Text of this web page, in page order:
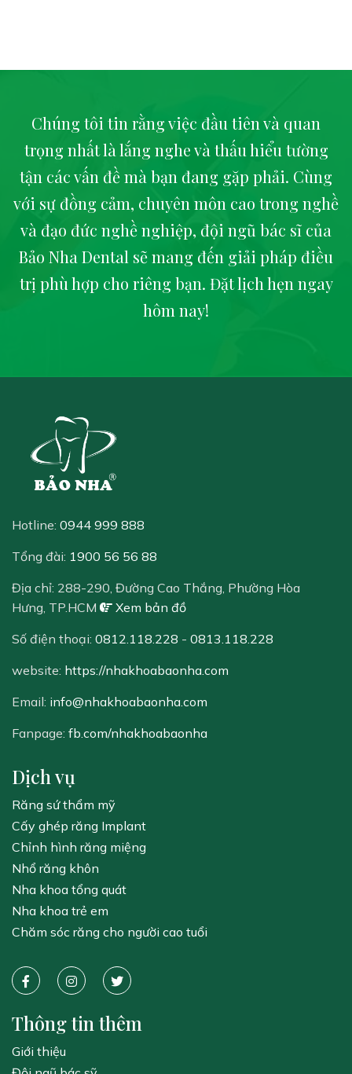
Chúng tôi tin rằng việc đầu tiên và quan
trọng nhất là lắng nghe và thấu hiểu tường
tận các vấn đề mà bạn đang gặp phải. Cùng
với sự đồng cảm, chuyên môn cao trong nghề
và đạo đức nghề nghiệp, đội ngũ bác sĩ của
Bảo Nha Dental sẽ mang đến giải pháp điều
trị phù hợp cho riêng bạn. Đặt lịch hẹn ngay
hôm nay!
Hotline: 0944 999 888
Tổng đài: 1900 56 56 88
Địa chỉ: 288-290, Đường Cao Thắng, Phường Hòa
Hưng, TP.HCM
Xem bản đồ
Số điện thoại: 0812.118.228 - 0813.118.228
website: https://nhakhoabaonha.com
Email: info@nhakhoabaonha.com
Fanpage: fb.com/nhakhoabaonha
Dịch vụ
Răng sứ thẩm mỹ
Cấy ghép răng Implant
Chỉnh hình răng miệng
Nhổ răng khôn
Nha khoa tổng quát
Nha khoa trẻ em
Chăm sóc răng cho người cao tuổi
Thông tin thêm
Giới thiệu